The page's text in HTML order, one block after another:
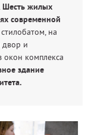
Шесть жилых
современной
на
двор и
окон комплекса
здание